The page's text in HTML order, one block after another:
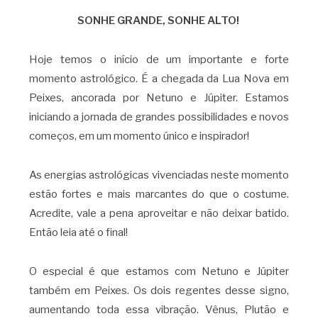
SONHE GRANDE, SONHE ALTO!
Hoje temos o início de um importante e forte
momento astrológico. É a chegada da Lua Nova em
Peixes, ancorada por Netuno e Júpiter. Estamos
iniciando a jornada de grandes possibilidades e novos
começos, em um momento único e inspirador!
As energias astrológicas vivenciadas neste momento
estão fortes e mais marcantes do que o costume.
Acredite, vale a pena aproveitar e não deixar batido.
Então leia até o final!
O especial é que estamos com Netuno e Júpiter
também em Peixes. Os dois regentes desse signo,
aumentando toda essa vibração. Vênus, Plutão e